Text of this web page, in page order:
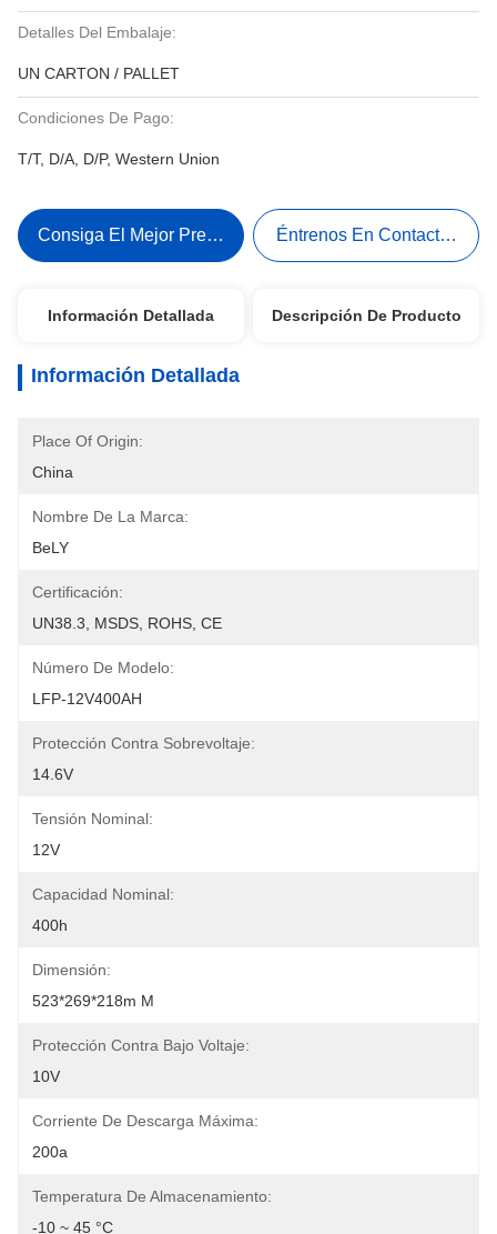
Detalles Del Embalaje:
UN CARTON / PALLET
Condiciones De Pago:
T/T, D/A, D/P, Western Union
Consiga El Mejor Precio Éntrenos En Contacto Con
Información Detallada Descripción De Producto
Información Detallada
Place Of Origin:
China
Nombre De La Marca:
BeLY
Certificación:
UN38.3, MSDS, ROHS, CE
Número De Modelo:
LFP-12V400AH
Protección Contra Sobrevoltaje:
14.6V
Tensión Nominal:
12V
Capacidad Nominal:
400h
Dimensión:
523*269*218m M
Protección Contra Bajo Voltaje:
10V
Corriente De Descarga Máxima:
200a
Temperatura De Almacenamiento:
-10 ~ 45 °C